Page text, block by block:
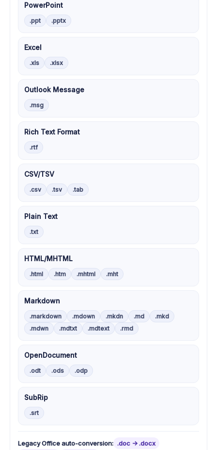
PowerPoint
.ppt .pptx
Excel
.xls .xlsx
Outlook Message
.msg
Rich Text Format
.rtf
CSV/TSV
.csv .tsv .tab
Plain Text
.txt
HTML/MHTML
.html .htm .mhtml .mht
Markdown
.markdown .mdown .mkdn .md
.mkd
.mdwn
.mdtxt .mdtext .rmd
OpenDocument
.odt .ods .odp
SubRip
.srt
Legacy Office auto-conversion: .doc -> .docx